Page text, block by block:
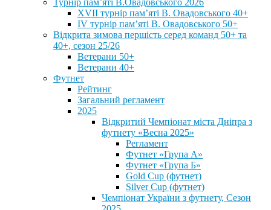
Турнір пам’яті В.Овадовського 2026
XVII турнір пам’яті В. Овадовського 40+
IV турнір пам’яті В. Овадовського 50+
Відкрита зимова першість серед команд 50+ та
40+, сезон 25/26
Ветерани 50+
Ветерани 40+
Футнет
Рейтинг
Загальний регламент
2025
Відкритий Чемпіонат міста Дніпра з
футнету «Весна 2025»
Регламент
Футнет «Група А»
Футнет «Група Б»
Gold Cup (футнет)
Silver Cup (футнет)
Чемпіонат України з футнету, Сезон